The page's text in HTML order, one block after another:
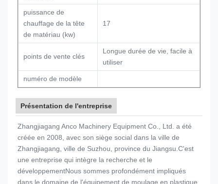
puissance de
chauffage de la tête
de matériau (kw)
17
points de vente clés
Longue durée de vie, facile à
utiliser
numéro de modèle
Présentation de l'entreprise
Zhangjiagang Anco Machinery Equipment Co., Ltd. a été
créée en 2008, avec son siège social dans la ville de
Zhangjiagang, ville de Suzhou, province du Jiangsu.C'est
une entreprise qui intègre la recherche et le
développementNous sommes profondément impliqués
dans le domaine de l'équipement de moulage en plastique,